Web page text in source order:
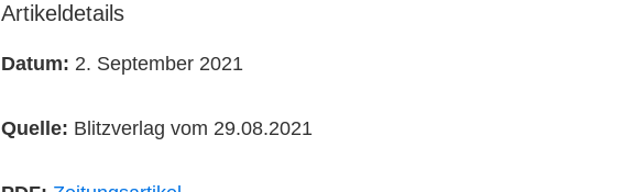
Artikeldetails
Datum: 2. September 2021
Quelle: Blitzverlag vom 29.08.2021